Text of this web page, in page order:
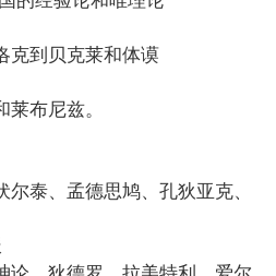
到贝克莱和体谟
布尼兹。
泰、孟德思鸠、孔狄亚克、